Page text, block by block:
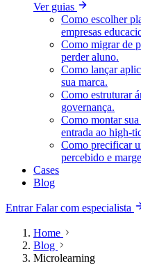
Ver guias
Como escolher
empresas
Como migrar de
perder aluno.
Como lançar
sua marca.
Como estruturar
governança.
Como montar
entrada ao high-
Como precificar
percebido e
Cases
Blog
EntrarFalar com especialista
Home
Blog
Microlearning